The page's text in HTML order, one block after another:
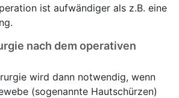
ist aufwändiger als z.B. eine
nach dem operativen
wird dann notwendig, wenn
(sogenannte Hautschürzen)